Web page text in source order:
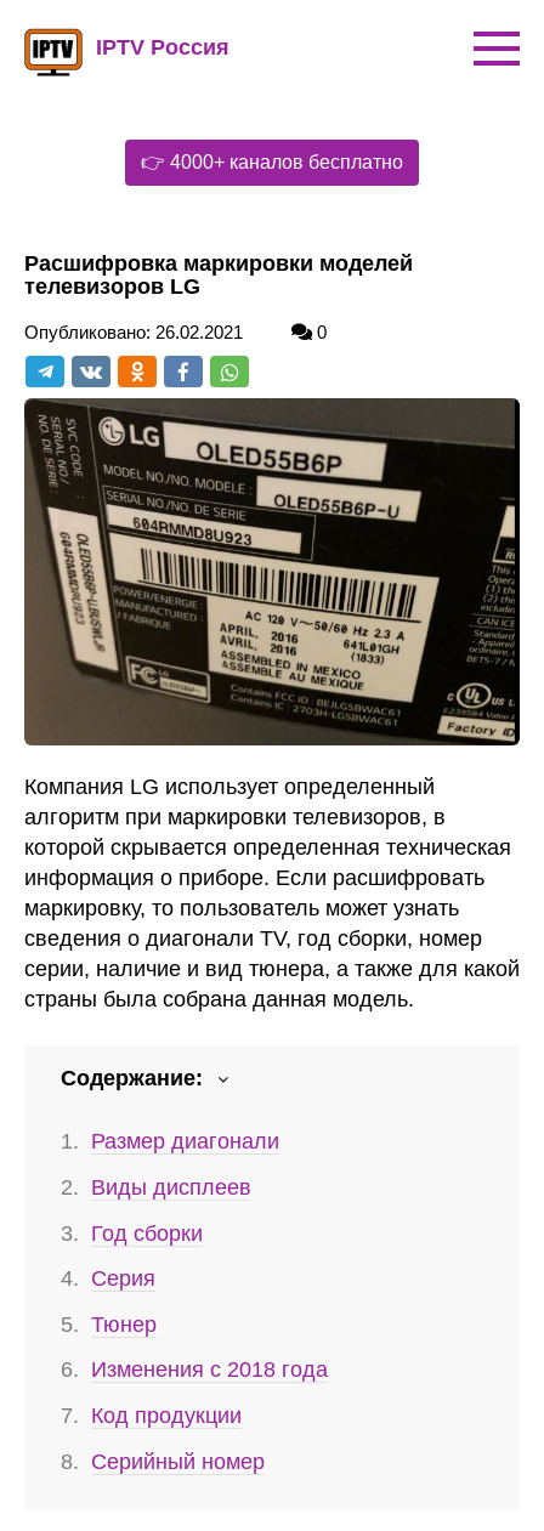
контенту
IPTV Россия
👉 4000+ каналов бесплатно
Расшифровка маркировки моделей
телевизоров LG
Опубликовано: 26.02.2021 0
Компания LG использует определенный
алгоритм при маркировки телевизоров, в
которой скрывается определенная техническая
информация о приборе. Если расшифровать
маркировку, то пользователь может узнать
сведения о диагонали TV, год сборки, номер
серии, наличие и вид тюнера, а также для какой
страны была собрана данная модель.
Содержание:
Размер диагонали
Виды дисплеев
Год сборки
Серия
Тюнер
Изменения с 2018 года
Код продукции
Серийный номер